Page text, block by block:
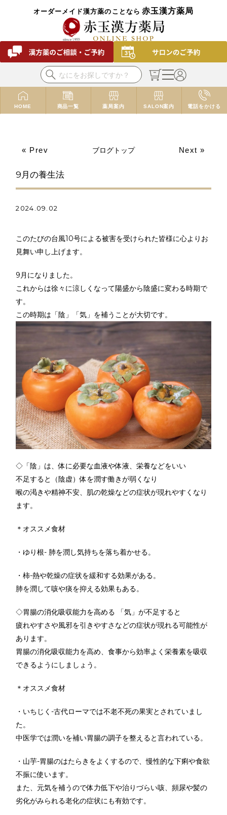
オーダーメイド漢方薬のことなら 赤玉漢方薬局
HOME 商品一覧 薬局案内 SALON案内 電話をかける
« Prev ブログトップ Next »
9月の養生法
2024.09.02
このたびの台風10号による被害を受けられた皆様に心よりお
見舞い申し上げます。
9月になりました。
これからは徐々に涼しくなって陽盛から陰盛に変わる時期で
す。
この時期は「陰」「気」を補うことが大切です。
◇「陰」は、体に必要な血液や体液、栄養などをいい
不足すると（陰虚）体を潤す働きが弱くなり
喉の渇きや精神不安、肌の乾燥などの症状が現れやすくなり
ます。
＊オススメ食材
・ゆり根- 肺を潤し気持ちを落ち着かせる。
・柿-熱や乾燥の症状を緩和する効果がある。
肺を潤して咳や痰を抑える効果もある。
◇胃腸の消化吸収能力を高める 「気」が不足すると
疲れやすさや風邪を引きやすさなどの症状が現れる可能性が
あります。
胃腸の消化吸収能力を高め、食事から効率よく栄養素を吸収
できるようにしましょう。
＊オススメ食材
・いちじく-古代ローマでは不老不死の果実とされていまし
た。
中医学では潤いを補い胃腸の調子を整えると言われている。
・山芋-胃腸のはたらきをよくするので、慢性的な下痢や食欲
不振に使います。
また、元気を補うので体力低下や治りづらい咳、頻尿や髪の
劣化がみられる老化の症状にも有効です。